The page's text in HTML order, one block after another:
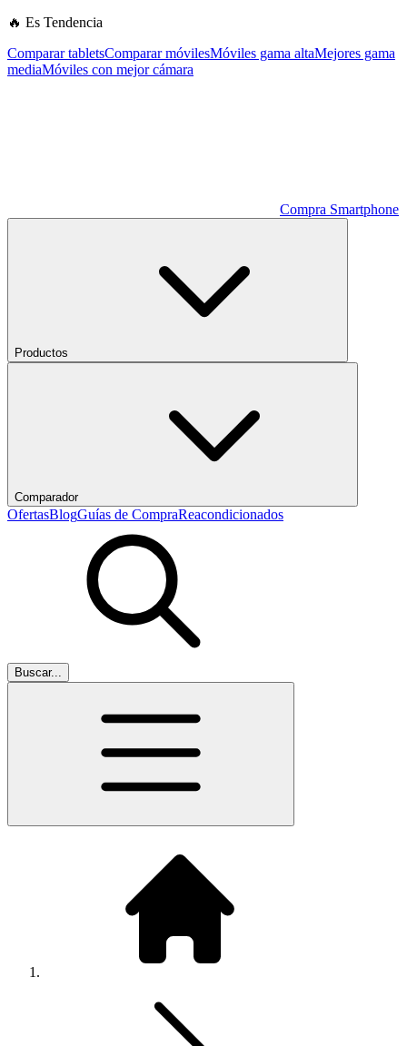
🔥 Es Tendencia
Comparar tabletsComparar móvilesMóviles gama altaMejores gama
mediaMóviles con mejor cámara
Compra Smartphone
Productos
Comparador
OfertasBlogGuías de CompraReacondicionados
Buscar...